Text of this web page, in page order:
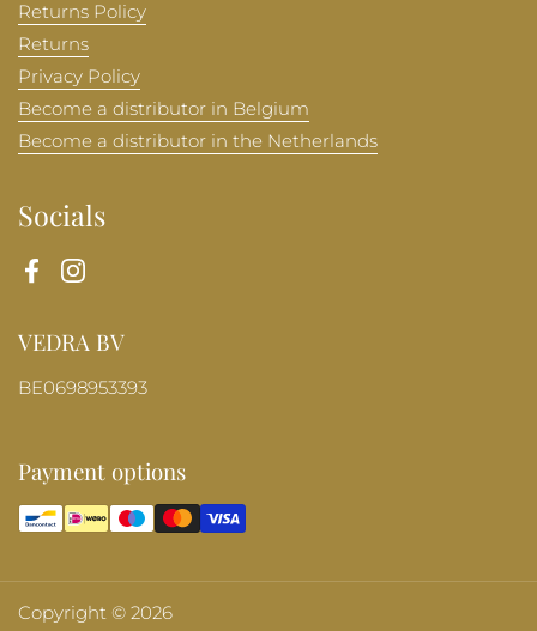
Returns Policy
Returns
Privacy Policy
Become a distributor in Belgium
Become a distributor in the Netherlands
Socials
FacebookInstagram
VEDRA BV
BE0698953393
Payment options
Copyright © 2026